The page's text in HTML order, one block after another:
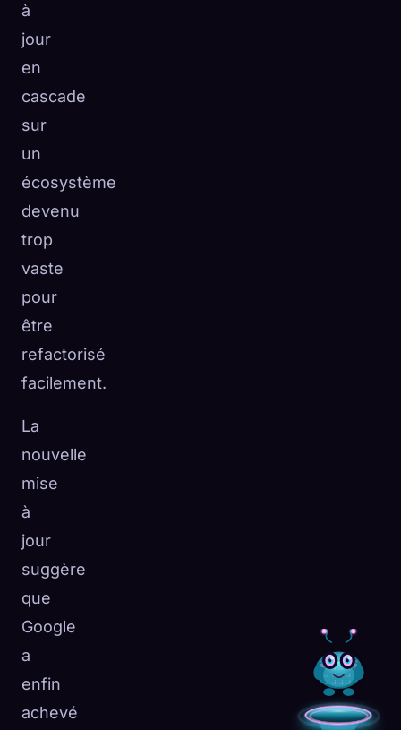
à
jour
en
cascade
sur
un
écosystème
devenu
trop
vaste
pour
être
refactorisé
facilement.
La
nouvelle
mise
à
jour
suggère
que
Google
a
enfin
achevé